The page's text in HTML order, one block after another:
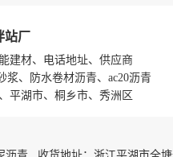
站厂
建材、电话地址、供应商
浆、防水卷材沥青、ac20沥青
平湖市、桐乡市、秀洲区